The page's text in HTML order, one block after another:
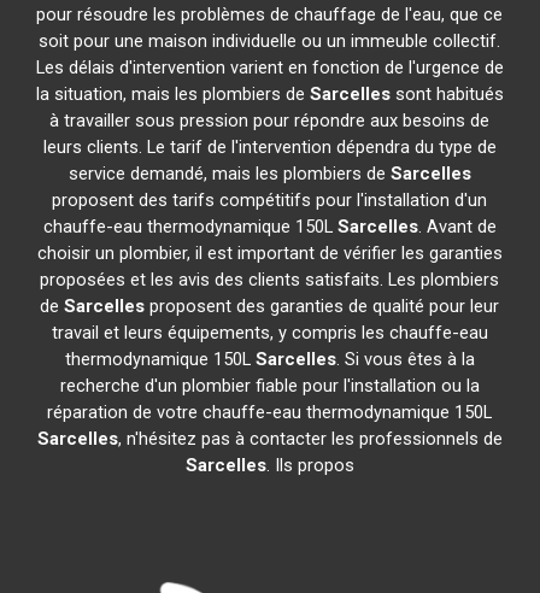
pour résoudre les problèmes de chauffage de l'eau, que ce
soit pour une maison individuelle ou un immeuble collectif.
Les délais d'intervention varient en fonction de l'urgence de
la situation, mais les plombiers de Sarcellessont habitués
à travailler sous pression pour répondre aux besoins de
leurs clients. Le tarif de l'intervention dépendra du type de
service demandé, mais les plombiers de Sarcelles
proposent des tarifs compétitifs pour l'installation d'un
chauffe-eau thermodynamique 150L Sarcelles. Avant de
choisir un plombier, il est important de vérifier les garanties
proposées et les avis des clients satisfaits. Les plombiers
deSarcelles proposent des garanties de qualité pour leur
travail et leurs équipements, y compris les chauffe-eau
thermodynamique 150L Sarcelles. Si vous êtes à la
recherche d'un plombier fiable pour l'installation ou la
réparation de votre chauffe-eau thermodynamique 150L
Sarcelles, n'hésitez pas à contacter les professionnels de
Sarcelles. Ils propos